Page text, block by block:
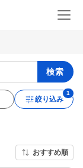
検索
絞り込み
おすすめ順